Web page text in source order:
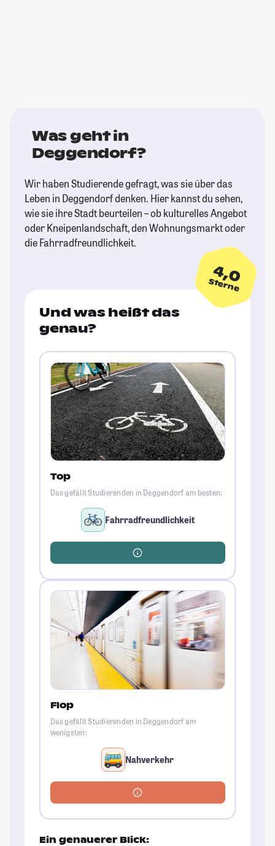
Was geht in
Deggendorf?
Wir haben Studierende gefragt, was sie über das
Leben in Deggendorf denken. Hier kannst du sehen,
wie sie ihre Stadt beurteilen – ob kulturelles Angebot
oder Kneipenlandschaft, den Wohnungsmarkt oder
die Fahrradfreundlichkeit.
4,0
Sterne
Und was heißt das
genau?
Top
Das gefällt Studierenden in Deggendorf am besten:
Fahrradfreundlichkeit
Flop
Das gefällt Studierenden in Deggendorf am
wenigsten:
Nahverkehr
Ein genauerer Blick: